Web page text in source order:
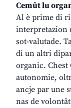
Cemût lu
Al è prime di
interpretazion
sot-valutade.
di un altri
organic. Chest
autonomie,
ancje par une
nas de